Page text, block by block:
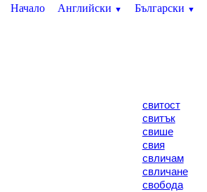
Начало Английски ▼ Български ▼
свитост
свитък
свише
свия
свличам
свличане
свобода